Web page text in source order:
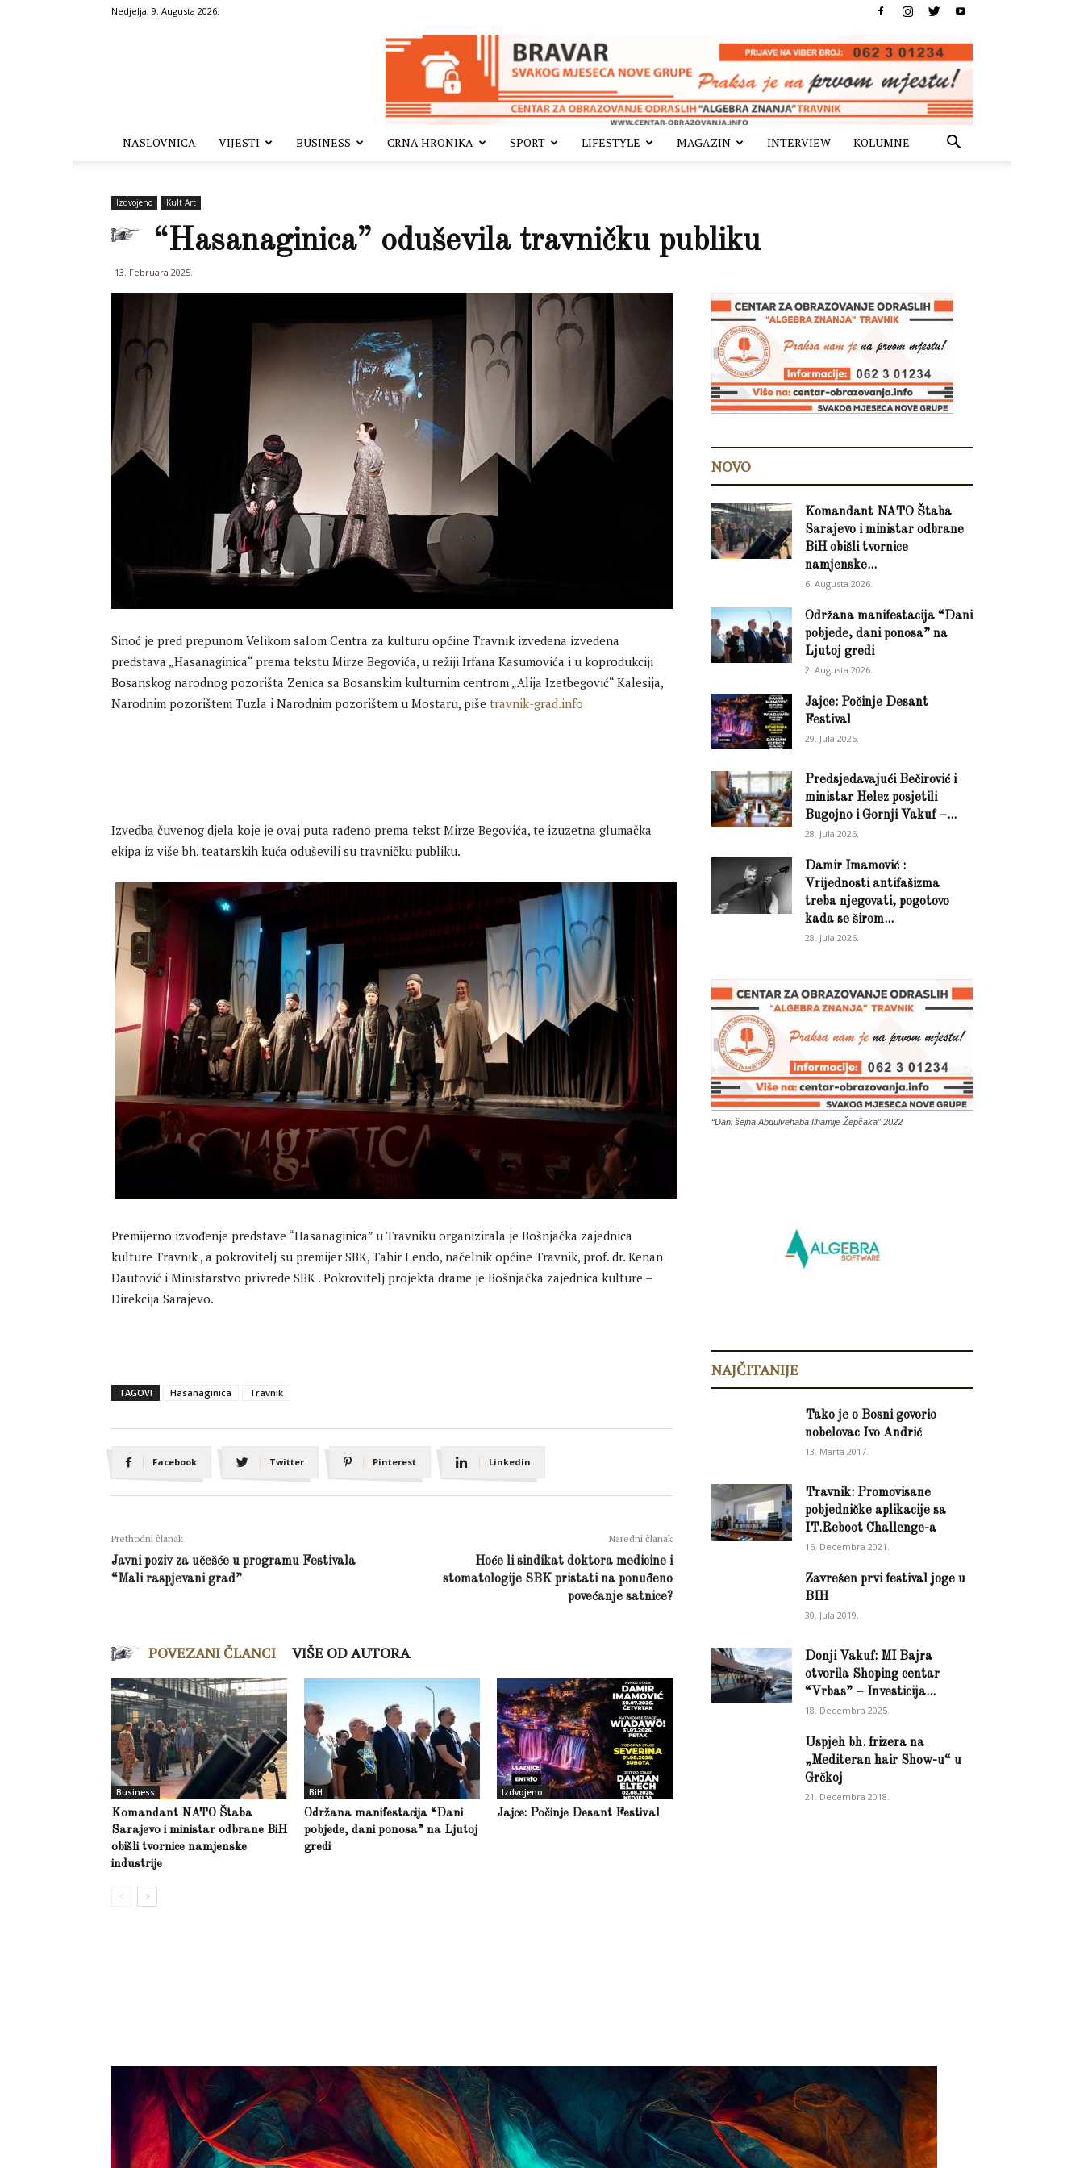
Nedjelja, 9. Augusta 2026.
NASLOVNICA VIJESTI BUSINESS CRNA HRONIKA SPORT LIFESTYLE MAGAZIN INTERVIEW KOLUMNE
Izdvojeno Kult Art
“Hasanaginica” oduševila travničku publiku
13. Februara 2025.
Sinoć je pred prepunom Velikom salom Centra za kulturu općine Travnik izvedena izvedena
predstava „Hasanaginica“ prema tekstu Mirze Begovića, u režiji Irfana Kasumovića i u koprodukciji
Bosanskog narodnog pozorišta Zenica sa Bosanskim kulturnim centrom „Alija Izetbegović“ Kalesija,
Narodnim pozorištem Tuzla i Narodnim pozorištem u Mostaru, piše travnik-grad.info
Izvedba čuvenog djela koje je ovaj puta rađeno prema tekst Mirze Begovića, te izuzetna glumačka
ekipa iz više bh. teatarskih kuća oduševili su travničku publiku.
Premijerno izvođenje predstave “Hasanaginica” u Travniku organizirala je Bošnjačka zajednica
kulture Travnik , a pokrovitelj su premijer SBK, Tahir Lendo, načelnik općine Travnik, prof. dr. Kenan
Dautović i Ministarstvo privrede SBK . Pokrovitelj projekta drame je Bošnjačka zajednica kulture –
Direkcija Sarajevo.
TAGOVI Hasanaginica Travnik
Facebook Twitter Pinterest Linkedin
Prethodni članak
Javni poziv za učešće u programu Festivala
“Mali raspjevani grad”
Naredni članak
Hoće li sindikat doktora medicine i
stomatologije SBK pristati na ponuđeno
povećanje satnice?
POVEZANI ČLANCI VIŠE OD AUTORA
Business
Komandant NATO Štaba
Sarajevo i ministar odbrane BiH
obišli tvornice namjenske
industrije
BiH
Održana manifestacija “Dani
pobjede, dani ponosa” na Ljutoj
gredi
Izdvojeno
Jajce: Počinje Desant Festival
NOVO
Komandant NATO Štaba
Sarajevo i ministar odbrane
BiH obišli tvornice
namjenske...
6. Augusta 2026.
Održana manifestacija “Dani
pobjede, dani ponosa” na
Ljutoj gredi
2. Augusta 2026.
Jajce: Počinje Desant
Festival
29. Jula 2026.
Predsjedavajući Bečirović i
ministar Helez posjetili
Bugojno i Gornji Vakuf –...
28. Jula 2026.
Damir Imamović :
Vrijednosti antifašizma
treba njegovati, pogotovo
kada se širom...
28. Jula 2026.
“Dani šejha Abdulvehaba Ilhamije Žepčaka” 2022
NAJČITANIJE
Tako je o Bosni govorio
nobelovac Ivo Andrić
13. Marta 2017.
Travnik: Promovisane
pobjedničke aplikacije sa
IT.Reboot Challenge-a
16. Decembra 2021.
Zavrešen prvi festival joge u
BIH
30. Jula 2019.
Donji Vakuf: MI Bajra
otvorila Shoping centar
“Vrbas” – Investicija...
18. Decembra 2025.
Uspjeh bh. frizera na
„Mediteran hair Show-u“ u
Grčkoj
21. Decembra 2018.